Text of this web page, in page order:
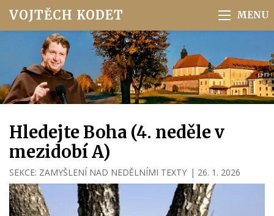
VOJTĚCH KODET
Hledejte Boha (4. neděle v
mezidobí A)
SEKCE: ZAMYŠLENÍ NAD NEDĚLNÍMI TEXTY | 26. 1. 2026